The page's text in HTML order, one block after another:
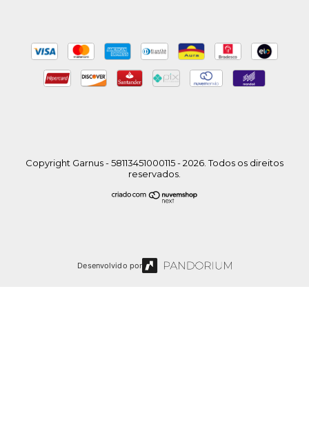
Copyright Garnus - 58113451000115 - 2026. Todos os direitos
reservados.